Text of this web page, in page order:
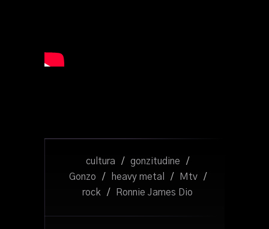
cultura / gonzitudine
/
Gonzo
/ heavy metal / Mtv
/
rock
/ Ronnie James Dio